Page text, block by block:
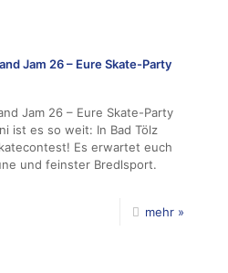
Jam 26 – Eure Skate-Party
Jam 26 – Eure Skate-Party
ist es so weit: In Bad Tölz
Es erwartet euch
und feinster Bredlsport.
mehr »